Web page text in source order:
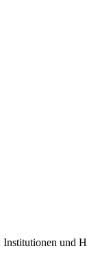
und